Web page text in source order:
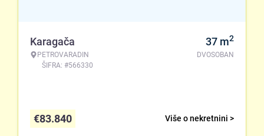
Karagača
PETROVARADIN
ŠIFRA: #566330
37 m2
DVOSOBAN
Više o nekretnini >
€83.840